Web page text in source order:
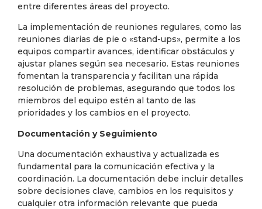
entre diferentes áreas del proyecto.
La implementación de reuniones regulares, como las
reuniones diarias de pie o «stand-ups», permite a los
equipos compartir avances, identificar obstáculos y
ajustar planes según sea necesario. Estas reuniones
fomentan la transparencia y facilitan una rápida
resolución de problemas, asegurando que todos los
miembros del equipo estén al tanto de las
prioridades y los cambios en el proyecto.
Documentación y Seguimiento
Una documentación exhaustiva y actualizada es
fundamental para la comunicación efectiva y la
coordinación. La documentación debe incluir detalles
sobre decisiones clave, cambios en los requisitos y
cualquier otra información relevante que pueda